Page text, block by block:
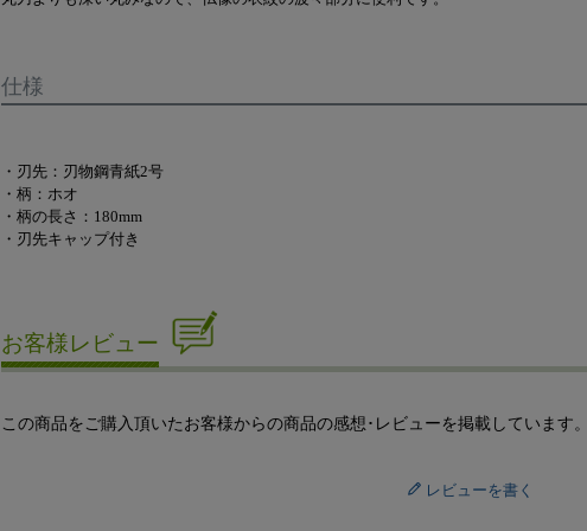
仕様
・刃先：刃物鋼青紙2号
・柄：ホオ
・柄の長さ：180mm
・刃先キャップ付き
お客様レビュー
この商品をご購入頂いたお客様からの商品の感想･レビューを掲載しています
レビューを書く